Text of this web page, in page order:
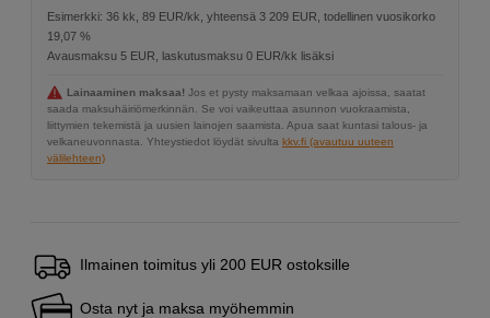
Esimerkki: 36 kk, 89 EUR/kk, yhteensä 3 209 EUR, todellinen vuosikorko
19,07 %
Avausmaksu 5 EUR, laskutusmaksu 0 EUR/kk lisäksi
Lainaaminen maksaa! Jos et pysty maksamaan velkaa ajoissa, saatat
saada maksuhäiriömerkinnän. Se voi vaikeuttaa asunnon vuokraamista,
liittymien tekemistä ja uusien lainojen saamista. Apua saat kuntasi talous- ja
velkaneuvonnasta. Yhteystiedot löydät sivulta kkv.fi (avautuu uuteen
välilehteen)
Ilmainen toimitus yli 200 EUR ostoksille
Osta nyt ja maksa myöhemmin